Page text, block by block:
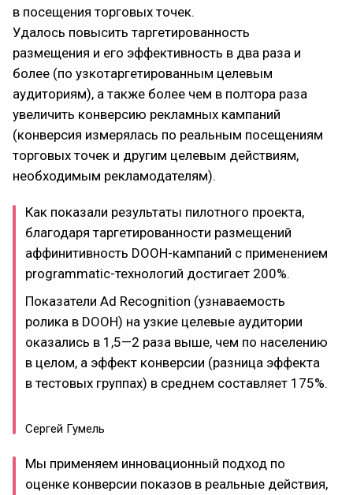
в посещения торговых точек.
Удалось повысить таргетированность
размещения и его эффективность в два раза и
более (по узкотаргетированным целевым
аудиториям), а также более чем в полтора раза
увеличить конверсию рекламных кампаний
(конверсия измерялась по реальным посещениям
торговых точек и другим целевым действиям,
необходимым рекламодателям).
Как показали результаты пилотного проекта,
благодаря таргетированности размещений
аффинитивность DOOH-кампаний с применением
programmatic-технологий достигает 200%.
Показатели Ad Recognition (узнаваемость
ролика в DOOH) на узкие целевые аудитории
оказались в 1,5—2 раза выше, чем по населению
в целом, а эффект конверсии (разница эффекта
в тестовых группах) в среднем составляет 175%.
Сергей Гумель
Мы применяем инновационный подход по
оценке конверсии показов в реальные действия,